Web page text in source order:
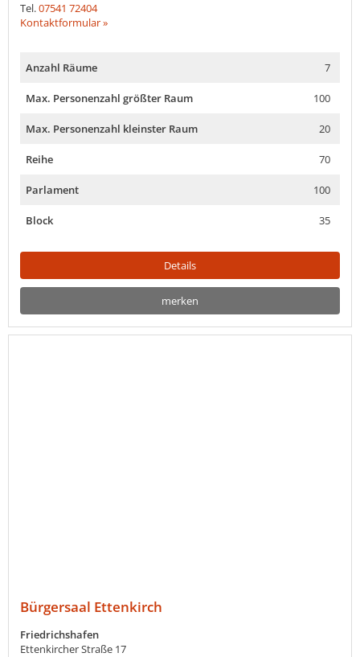
Tel.07541 72404
Kontaktformular »
Anzahl Räume 7
Max. Personenzahl größter Raum 100
Max. Personenzahl kleinster Raum 20
Reihe 70
Parlament 100
Block 35
Details
merken
Bürgersaal Ettenkirch
Friedrichshafen
Ettenkircher Straße 17